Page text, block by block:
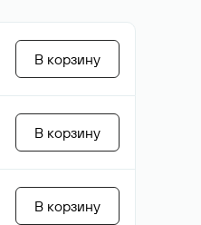
В корзину
В корзину
В корзину